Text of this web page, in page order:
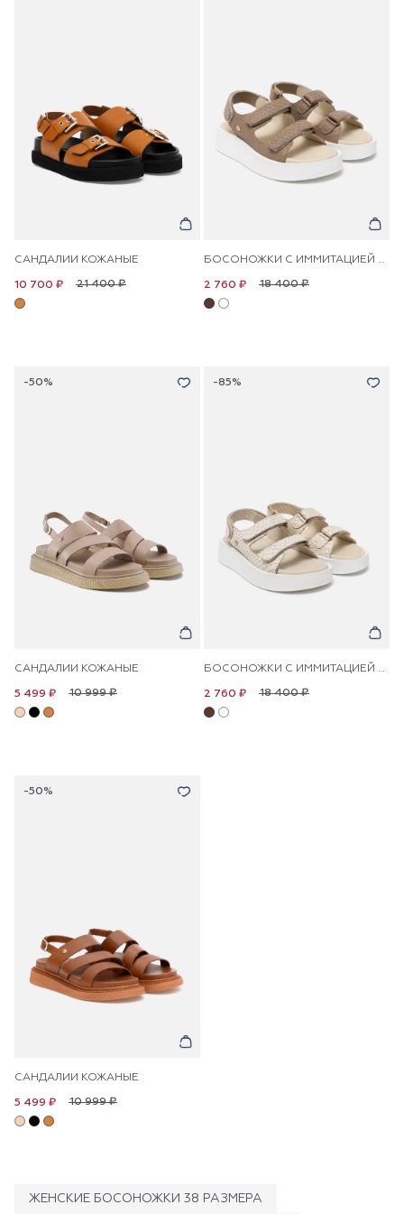
САНДАЛИИ КОЖАНЫЕ
21 400 ₽
10 700 ₽
БОСОНОЖКИ С ИММИТАЦИЕЙ ЗМЕИНОЙ КОЖИ
18 400 ₽
2 760 ₽
-50%
САНДАЛИИ КОЖАНЫЕ
10 999 ₽
5 499 ₽
-85%
БОСОНОЖКИ С ИММИТАЦИЕЙ ЗМЕИНОЙ КОЖИ
18 400 ₽
2 760 ₽
-50%
САНДАЛИИ КОЖАНЫЕ
10 999 ₽
5 499 ₽
ЖЕНСКИЕ БОСОНОЖКИ 38 РАЗМЕРА